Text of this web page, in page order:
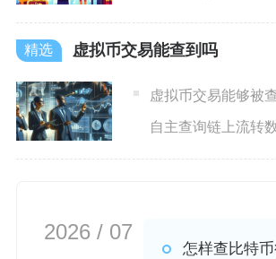
换、中心化交易所
虚拟币交易能查到吗
虚拟币交易能够被
自主查询链上流转
机构依托合规数据
2026 / 07
怎样查比特